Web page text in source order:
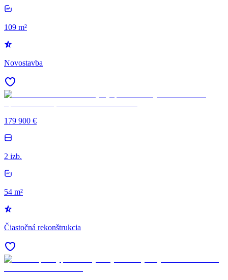
109 m²
Novostavba
179 900 €
2 izb.
54 m²
Čiastočná rekonštrukcia